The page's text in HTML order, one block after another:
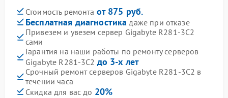
Стоимость ремонта от 875 руб.
Бесплатная диагностика даже при отказе
Привезем и увезем сервер Gigabyte R281-3C2
сами
Гарантия на наши работы по ремонту серверов
Gigabyte R281-3C2 до 3-х лет
Срочный ремонт серверов Gigabyte R281-3C2 в
течении часа
Скидка для вас до 20%